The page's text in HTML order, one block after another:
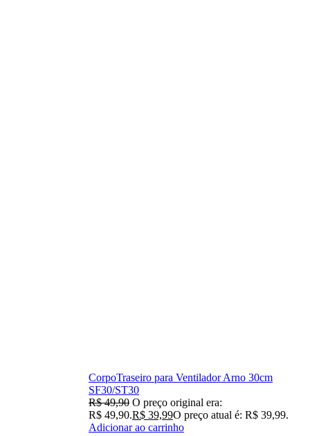
CorpoTraseiro para Ventilador Arno 30cm
SF30/ST30
R$49,90 O preço original era:
R$ 49,90.R$ 39,99O preço atual é: R$ 39,99.
Adicionar ao carrinho